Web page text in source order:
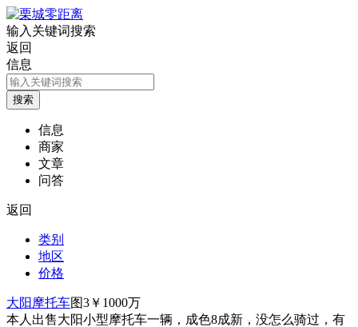
输入关键词搜索
返回
信息
信息
商家
文章
问答
返回
类别
地区
价格
大阳摩托车图3 ￥1000万
本人出售大阳小型摩托车一辆，成色8成新，没怎么骑过，有